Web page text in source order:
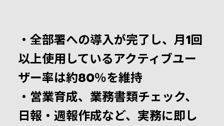
・全部署への導入が完了し、月1回
以上使用しているアクティブユー
ザー率は約80％を維持
・営業育成、業務書類チェック、
日報・週報作成など、実務に即し